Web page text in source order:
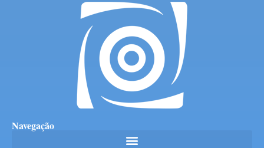
Navegação